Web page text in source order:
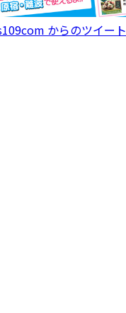
からのツイート